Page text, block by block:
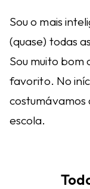
Sou o mais
(quase) todas
Sou muito bom
favorito. No
costumávamos
escola.